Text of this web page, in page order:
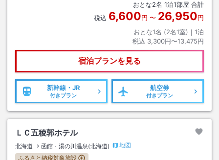
おとな2名 1泊1部屋 合計
税込 6,600円 〜 26,950円
おとな1名 (2名1室)｜ 1泊
税込 3,300円〜13,475円
宿泊プランを見る
新幹線・JR
付きプラン
航空券
付きプラン
ＬＣ五稜郭ホテル
北海道 函館・湯の川温泉(北海道)
地図
ふるさと納税対象施設